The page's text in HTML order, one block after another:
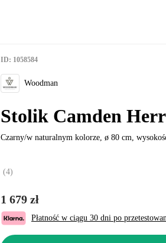
ID: 1058584
Woodman
Stolik Camden
Czarny/w naturalnym kolorze, ø 80 cm,
(4)
1 679 zł
Płatność w ciągu 30 dni po